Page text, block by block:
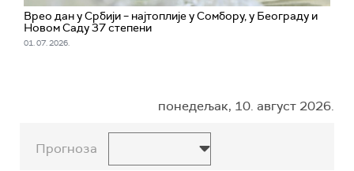
Врео дан у Србији – најтоплије у Сомбору, у Београду и
Новом Саду 37 степени
01. 07. 2026.
понедељак, 10. август 2026.
Прогноза